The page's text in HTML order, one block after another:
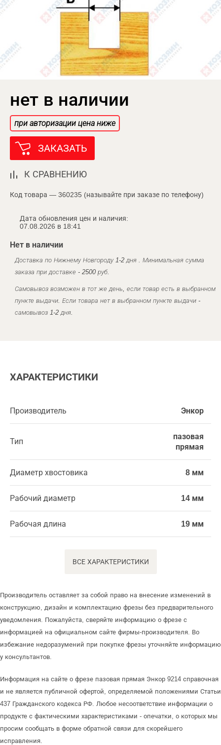
нет в наличии
при авторизации цена ниже
ЗАКАЗАТЬ
К СРАВНЕНИЮ
Код товара — 360235 (называйте при заказе по телефону)
Дата обновления цен и наличия:
07.08.2026 в 18:41
Нет в наличии
Доставка по Нижнему Новгороду 1-2 дня . Минимальная сумма
заказа при доставке - 2500 руб.
Самовывоз возможен в тот же день, если товар есть в выбранном
пункте выдачи. Если товара нет в выбранном пункте выдачи -
самовывоз 1-2 дня.
ХАРАКТЕРИСТИКИ
Производитель Энкор
Тип
пазовая
прямая
Диаметр хвостовика 8 мм
Рабочий диаметр 14 мм
Рабочая длина 19 мм
ВСЕ ХАРАКТЕРИСТИКИ
Производитель оставляет за собой право на внесение изменений в
конструкцию, дизайн и комплектацию фрезы без предварительного
уведомления. Пожалуйста, сверяйте информацию о фрезе с
информацией на официальном сайте фирмы-производителя. Во
избежание недоразумений при покупке фрезы уточняйте информацию
у консультантов.
Информация на сайте о фрезе пазовая прямая Энкор 9214 справочная
и не является публичной офертой, определяемой положениями Статьи
437 Гражданского кодекса РФ. Любое несоответствие информации о
продукте с фактическими характеристиками - опечатки, о которых мы
просим сообщать в форме обратной связи для скорейшего
исправления.